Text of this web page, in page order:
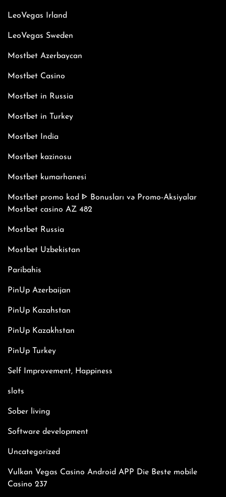
LeoVegas Irland
LeoVegas Sweden
Mostbet Azerbaycan
Mostbet Casino
Mostbet in Russia
Mostbet in Turkey
Mostbet India
Mostbet kazinosu
Mostbet kumarhanesi
Mostbet promo kod ᐈ Bonusları və Promo-Aksiyalar
Mostbet casino AZ 482
Mostbet Russia
Mostbet Uzbekistan
Paribahis
PinUp Azerbaijan
PinUp Kazahstan
PinUp Kazakhstan
PinUp Turkey
Self Improvement, Happiness
slots
Sober living
Software development
Uncategorized
Vulkan Vegas Casino Android APP Die Beste mobile
Casino 237